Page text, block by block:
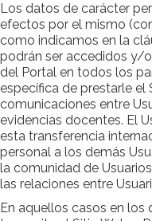
Los datos de carácter
efectos por el mismo
como indicamos en la
podrán ser accedidos y/
del Portal en todos los
específica de prestarle el
comunicaciones entre
evidencias docentes. El
esta transferencia
personal a los demás
la comunidad de
las relaciones entre
En aquellos casos en los